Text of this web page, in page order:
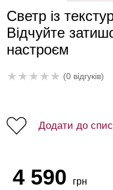
Светр із
Відчуйте
настроєм
★★★★★ (0 відгуків)
Додати до
4 590 грн